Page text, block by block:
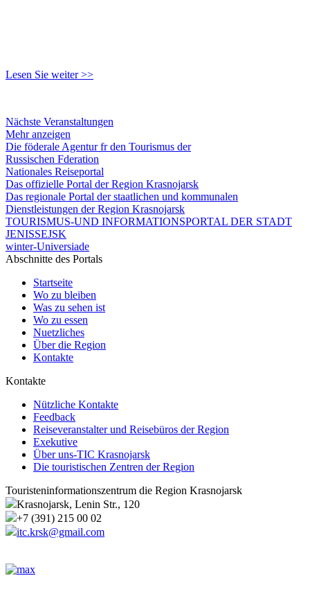
Lesen Sie weiter >>
Nächste Veranstaltungen
Mehr anzeigen
Die föderale Agentur fr den Tourismus der
Russischen Fderation
Nationales Reiseportal
Das offizielle Portal der Region Krasnojarsk
Das regionale Portal der staatlichen und kommunalen
Dienstleistungen der Region Krasnojarsk
TOURISMUS-UND INFORMATIONSPORTAL DER STADT
JENISSEJSK
winter-Universiade
Abschnitte des Portals
Startseite
Wo zu bleiben
Was zu sehen ist
Wo zu essen
Nuetzliches
Über die Region
Kontakte
Kontakte
Nützliche Kontakte
Feedback
Reiseveranstalter und Reisebüros der Region
Exekutive
Über uns-TIC Krasnojarsk
Die touristischen Zentren der Region
Touristeninformationszentrum die Region Krasnojarsk
Krasnojarsk, Lenin Str., 120
+7 (391) 215 00 02
itc.krsk@gmail.com